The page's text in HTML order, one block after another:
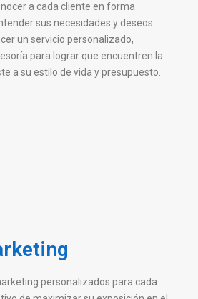
a cada cliente en forma
sus necesidades y deseos.
un servicio personalizado,
para lograr que encuentren la
a su estilo de vida y presupuesto.
personalizados para cada